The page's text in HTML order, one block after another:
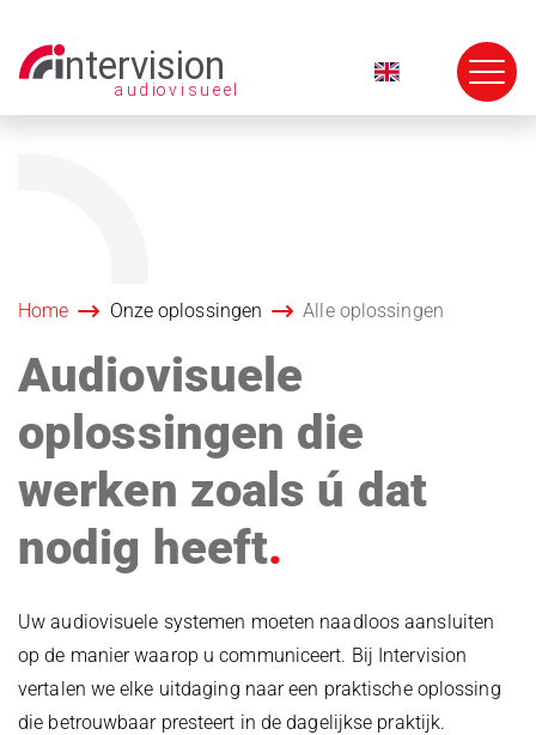
overslaan
Home Onze oplossingen Alle oplossingen
Audiovisuele
oplossingen die
werken zoals ú dat
nodig heeft
Uw audiovisuele systemen moeten naadloos aansluiten
op de manier waarop u communiceert. Bij Intervision
vertalen we elke uitdaging naar een praktische oplossing
die betrouwbaar presteert in de dagelijkse praktijk.